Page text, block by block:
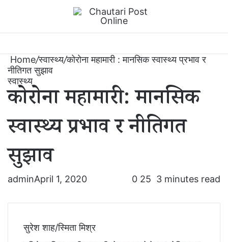
Home/स्वास्थ्य/कोरोना महामारी : मानसिक स्वास्थ्य प्रभाव र
नीतिगत सुझाव
स्वास्थ्य
कोरोना महामारी : मानसिक
स्वास्थ्य प्रभाव र नीतिगत
सुझाव
adminApril 1, 2020 0 25 3 minutes read
सुरेश शाह/स्मिता मिश्र